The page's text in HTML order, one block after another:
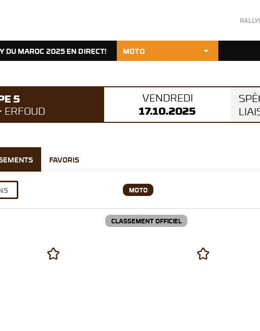
DU MAROC 2025 EN DIRECT! MOTO arrow_drop_down
5
ERFOUD
VENDREDI
17.10.2025
FAVORIS
MOTO
CLASSEMENT OFFICIEL